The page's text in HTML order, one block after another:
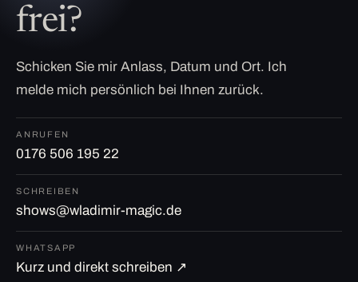
frei?
Schicken Sie mir Anlass, Datum und Ort. Ich
melde mich persönlich bei Ihnen zurück.
ANRUFEN
0176 506 195 22
SCHREIBEN
shows@wladimir-magic.de
WHATSAPP
Kurz und direkt schreiben ↗